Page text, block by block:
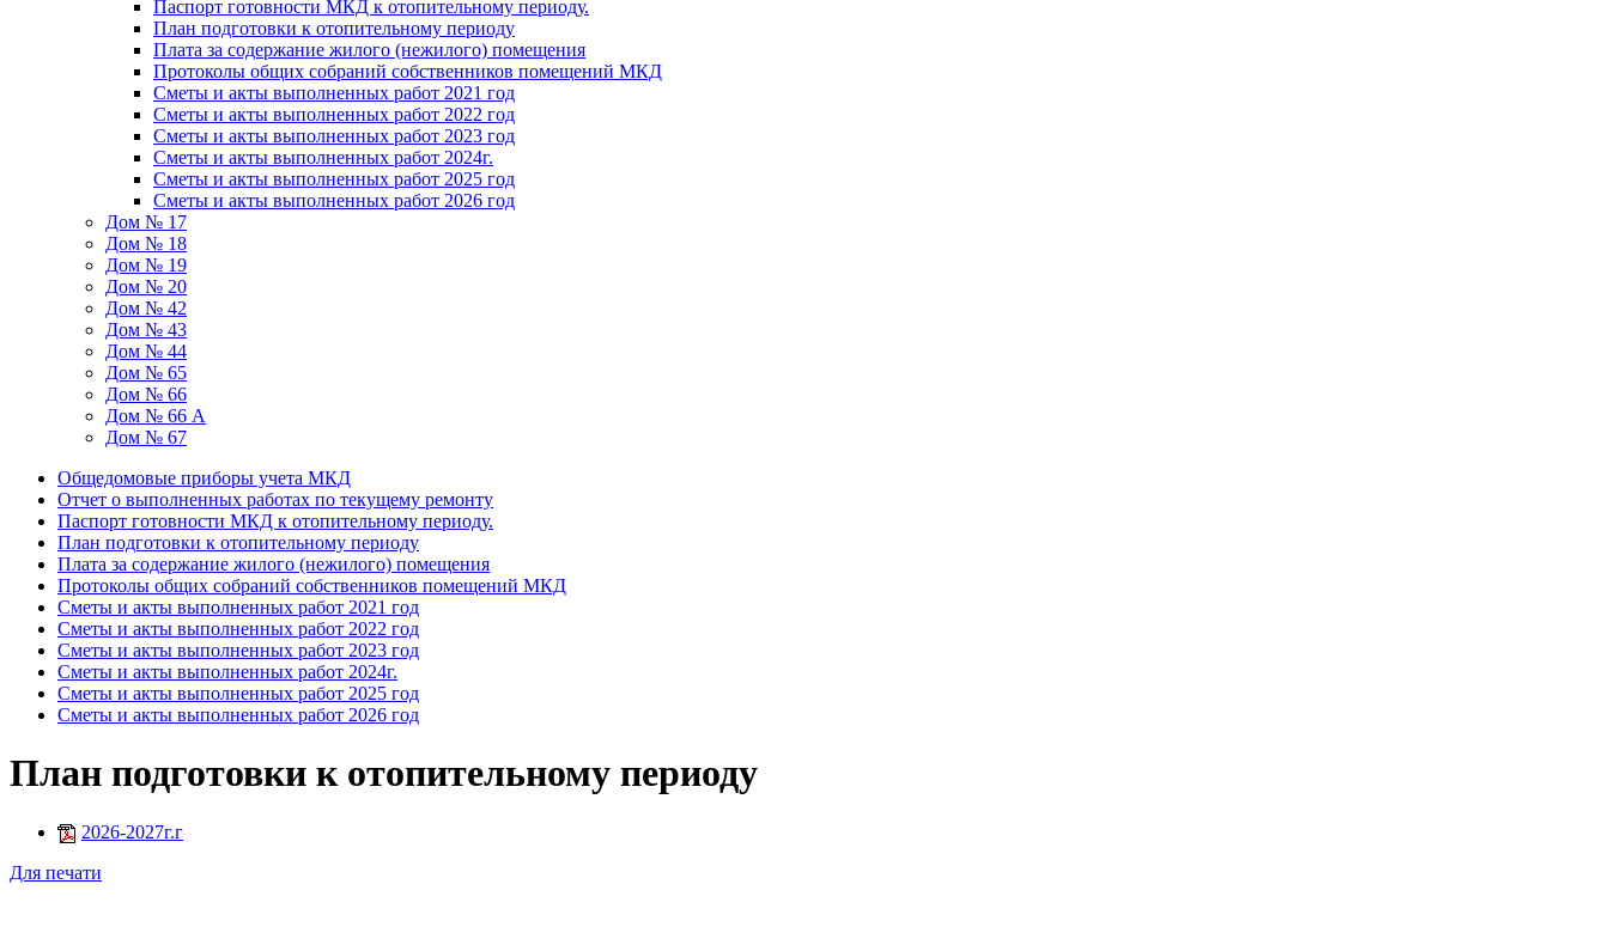
Паспорт готовности МКД к отопительному периоду.
План подготовки к отопительному периоду
Плата за содержание жилого (нежилого) помещения
Протоколы общих собраний собственников помещений МКД
Сметы и акты выполненных работ 2021 год
Сметы и акты выполненных работ 2022 год
Сметы и акты выполненных работ 2023 год
Сметы и акты выполненных работ 2024г.
Сметы и акты выполненных работ 2025 год
Сметы и акты выполненных работ 2026 год
Дом № 17
Дом № 18
Дом № 19
Дом № 20
Дом № 42
Дом № 43
Дом № 44
Дом № 65
Дом № 66
Дом № 66 А
Дом № 67
Общедомовые приборы учета МКД
Отчет о выполненных работах по текущему ремонту
Паспорт готовности МКД к отопительному периоду.
План подготовки к отопительному периоду
Плата за содержание жилого (нежилого) помещения
Протоколы общих собраний собственников помещений МКД
Сметы и акты выполненных работ 2021 год
Сметы и акты выполненных работ 2022 год
Сметы и акты выполненных работ 2023 год
Сметы и акты выполненных работ 2024г.
Сметы и акты выполненных работ 2025 год
Сметы и акты выполненных работ 2026 год
План подготовки к отопительному периоду
2026-2027г.г
Для печати